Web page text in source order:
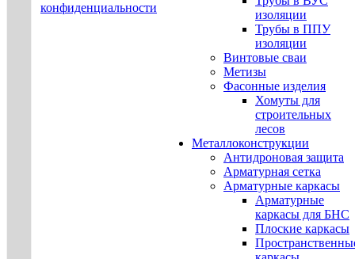
конфиденциальности
изоляции
Трубы в ППУ
изоляции
Винтовые сваи
Метизы
Фасонные изделия
Хомуты для
строительных
лесов
Металлоконструкции
Антидроновая защита
Арматурная сетка
Арматурные каркасы
Арматурные
каркасы для БНС
Плоские каркасы